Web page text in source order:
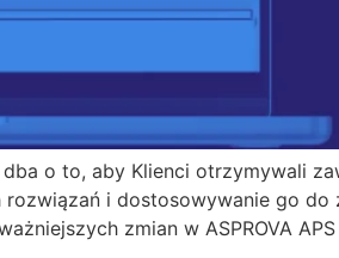
o to, aby Klienci otrzymywali
i dostosowywanie go do
zmian w ASPROVA